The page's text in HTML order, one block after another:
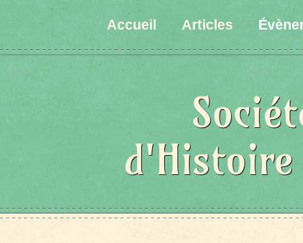
Accueil Articles